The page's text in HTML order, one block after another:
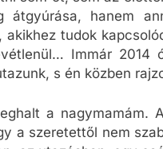
átgyúrása, hanem
akikhez tudok
Immár 2014
s én közben
a nagymamám.
a szeretettől nem